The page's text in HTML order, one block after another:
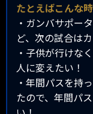
たとえばこんな
・ガンバサポー
ど、次の試合は
・子供が行けな
人に変えたい！
・年間パスを持
たので、年間パ